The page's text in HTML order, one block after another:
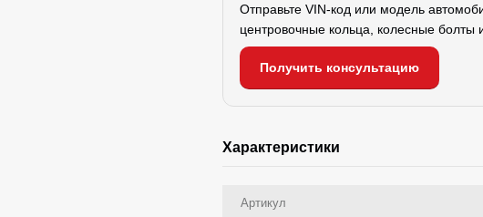
Отправьте VIN-код или модель
центровочные кольца, колесные болты
Получить консультацию
Характеристики
Артикул